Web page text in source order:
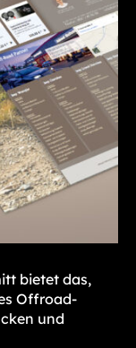
bietet das,
Offroad-
und